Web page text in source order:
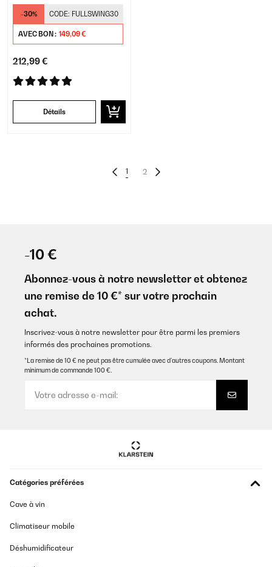
-30% CODE: FULLSWING30
AVEC BON : 149,09 €
212,99 €
Détails
1 2
-10 €
Abonnez-vous à notre newsletter et obtenez
une remise de 10 €* sur votre prochain
achat.
Inscrivez-vous à notre newsletter pour être parmi les premiers
informés des prochaines promotions.
*La remise de 10 € ne peut pas être cumulée avec d’autres coupons. Montant
minimum de commande 100 €.
Catégories préférées
Cave à vin
Climatiseur mobile
Déshumidificateur